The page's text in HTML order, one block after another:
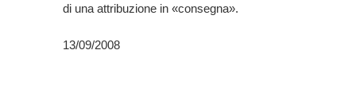
di una attribuzione in «consegna».
13/09/2008